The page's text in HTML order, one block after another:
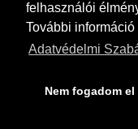
felhasználói
További információ
Adatvédelmi
Nem fogadom el
Tudj meg többet
menü, cégek…. és
MÉDIAAJÁNLÓ